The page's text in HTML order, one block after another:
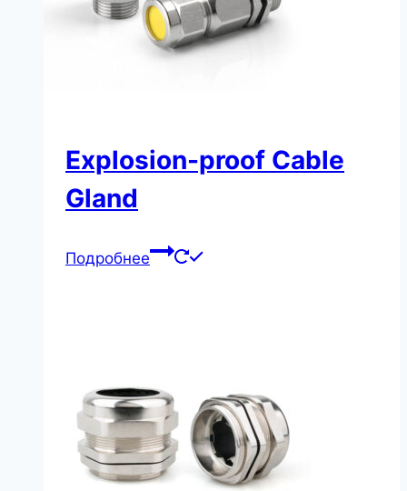
Explosion-proof Cable
Gland
Подробнее